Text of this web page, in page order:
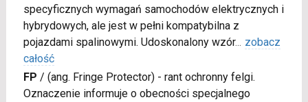
specyficznych wymagań samochodów elektrycznych i
hybrydowych, ale jest w pełni kompatybilna z
pojazdami spalinowymi. Udoskonalony wzór... zobacz
całość
FP / (ang. Fringe Protector) - rant ochronny felgi.
Oznaczenie informuje o obecności specjalnego